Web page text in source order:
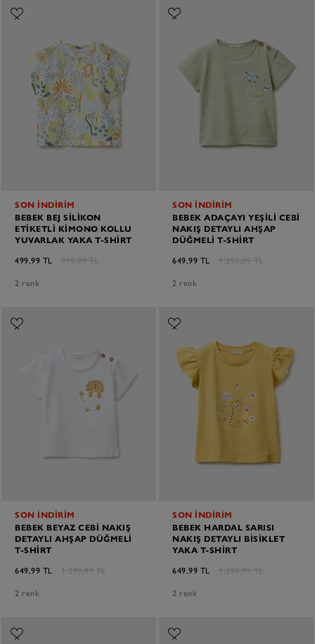
SON İNDİRİM
BEBEK BEJ SILIKON
ETIKETLI KIMONO KOLLU
YUVARLAK YAKA T-SHIRT
499,99 TL
999,99 TL
2 renk
SON İNDİRİM
BEBEK ADAÇAYI YEŞILI CEBI
NAKIŞ DETAYLI AHŞAP
DÜĞMELI T-SHIRT
649,99 TL
1.299,99 TL
2 renk
SON İNDİRİM
BEBEK BEYAZ CEBI NAKIŞ
DETAYLI AHŞAP DÜĞMELI
T-SHIRT
649,99 TL
1.299,99 TL
2 renk
SON İNDİRİM
BEBEK HARDAL SARISI
NAKIŞ DETAYLI BISIKLET
YAKA T-SHIRT
649,99 TL
1.299,99 TL
2 renk